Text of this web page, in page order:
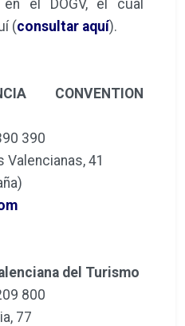
el DOGV, el cual
(consultar aquí).
CONVENTION
390
Valencianas, 41
del Turismo
800
77